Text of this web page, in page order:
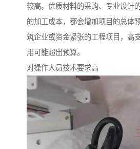
较高。优质材料的采购、专业设计
的加工成本，都会增加项目的总体
筑企业或资金紧张的工程项目，高
用可能超出预算。
对操作人员技术要求高